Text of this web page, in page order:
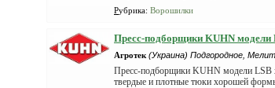
Рубрика: Ворошилки
Пресс-подборщики KUHN модели
Агротек (Украина) Подгородное,
Пресс-подборщики KUHN модели LSB
твердые и плотные тюки хорошей